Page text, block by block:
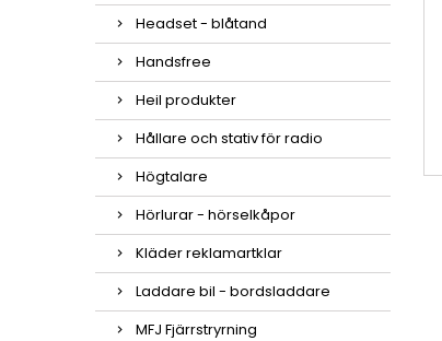
Headset - blåtand
Handsfree
Heil produkter
Hållare och stativ för radio
Högtalare
Hörlurar - hörselkåpor
Kläder reklamartklar
Laddare bil - bordsladdare
MFJ Fjärrstryrning